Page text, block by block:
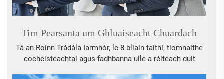
Tim Pearsanta um Ghluaiseacht Chuardach
Tá an Roinn Trádála Iarmhór, le 8 bliain taithí, tiomnaithe
cocheisteachtaí agus fadhbanna uile a réiteach duit